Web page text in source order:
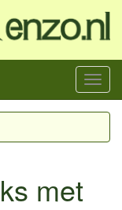
Menu
met